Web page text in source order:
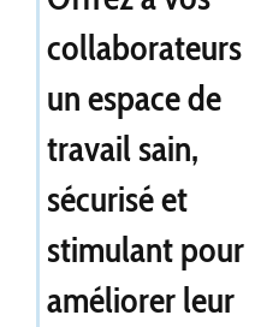
collaborateurs
un espace de
travail sain,
sécurisé et
stimulant pour
améliorer leur